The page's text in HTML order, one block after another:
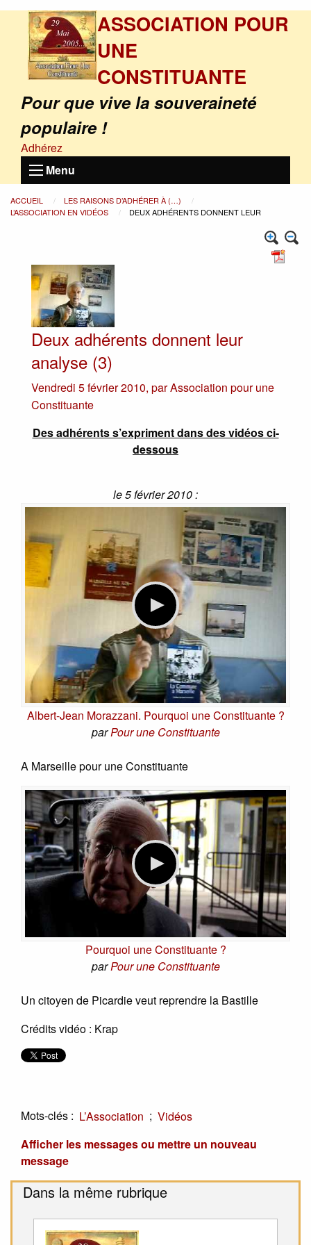
ASSOCIATION POUR
UNE
CONSTITUANTE
Pour que vive la souveraineté
populaire !
Adhérez
Menu
ACCUEIL
LES RAISONS D’ADHÉRER À (…)
L’ASSOCIATION EN VIDÉOS
DEUX ADHÉRENTS DONNENT LEUR
Deux adhérents donnent leur
analyse (3)
Vendredi 5 février 2010, parAssociation pour une
Constituante
Des adhérents s’expriment dans des vidéos ci-
dessous
le 5 février 2010 :
Albert-Jean Morazzani. Pourquoi une Constituante ?
parPour une Constituante
A Marseille pour une Constituante
Pourquoi une Constituante ?
parPour une Constituante
Un citoyen de Picardie veut reprendre la Bastille
Crédits vidéo : Krap
Mots-clés : L’Association ; Vidéos
Afficher les messages ou mettre un nouveau
message
Dans la même rubrique